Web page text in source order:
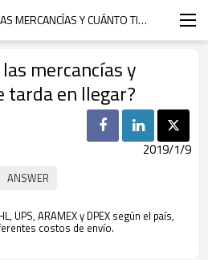
¿CÓMO SE ENVÍAN LAS MERCANCÍAS Y CUÁNTO TIEMPO SE TARDA EN LLEGAR?
mercancías y
tarda en llegar?
2019/1/9
UPS, ARAMEX y DPEX según el país,
costos de envío.